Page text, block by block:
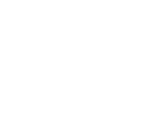
0813-1670-
Jasa Pusat Percetakan Bekasi Barat Timur